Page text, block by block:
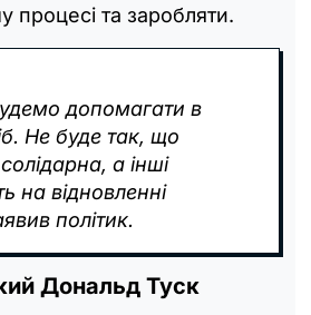
процесі та заробляти.
допомагати в
Не буде так, що
а інші
на відновленні
політик.
Дональд Туск